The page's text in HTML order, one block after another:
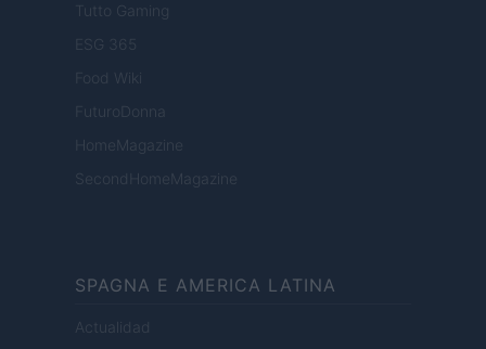
Tutto Gaming
ESG 365
Food Wiki
FuturoDonna
HomeMagazine
SecondHomeMagazine
SPAGNA E AMERICA LATINA
Actualidad